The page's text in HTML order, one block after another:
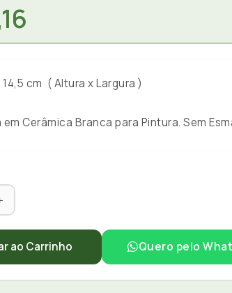
cm ( Altura x Largura )
em Cerâmica Branca para Pintura. Sem
ao Carrinho Quero pelo